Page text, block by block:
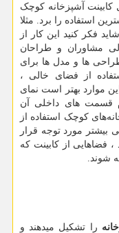
آشپزخانه کوچک
استفاده را برد. مثلا
فکر کنید این کار از
مشاوران و طراحان
ها و مدل ‌ها برای
از فضای خالی ،
موارد بهتر است نمای
قسمت های داخلی آن
کوچک استفاده از
بیشتر مورد توجه قرار
فضاهایی از کابینت که
شوند.
را تشکیل میدهند و